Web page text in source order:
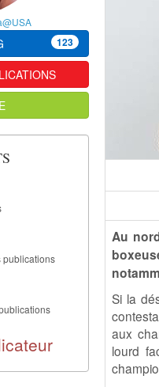
Au
Si la
aux
lourd
123
publications